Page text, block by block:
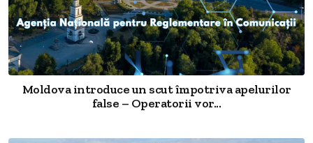
Moldova introduce un scut împotriva apelurilor
false – Operatorii vor...